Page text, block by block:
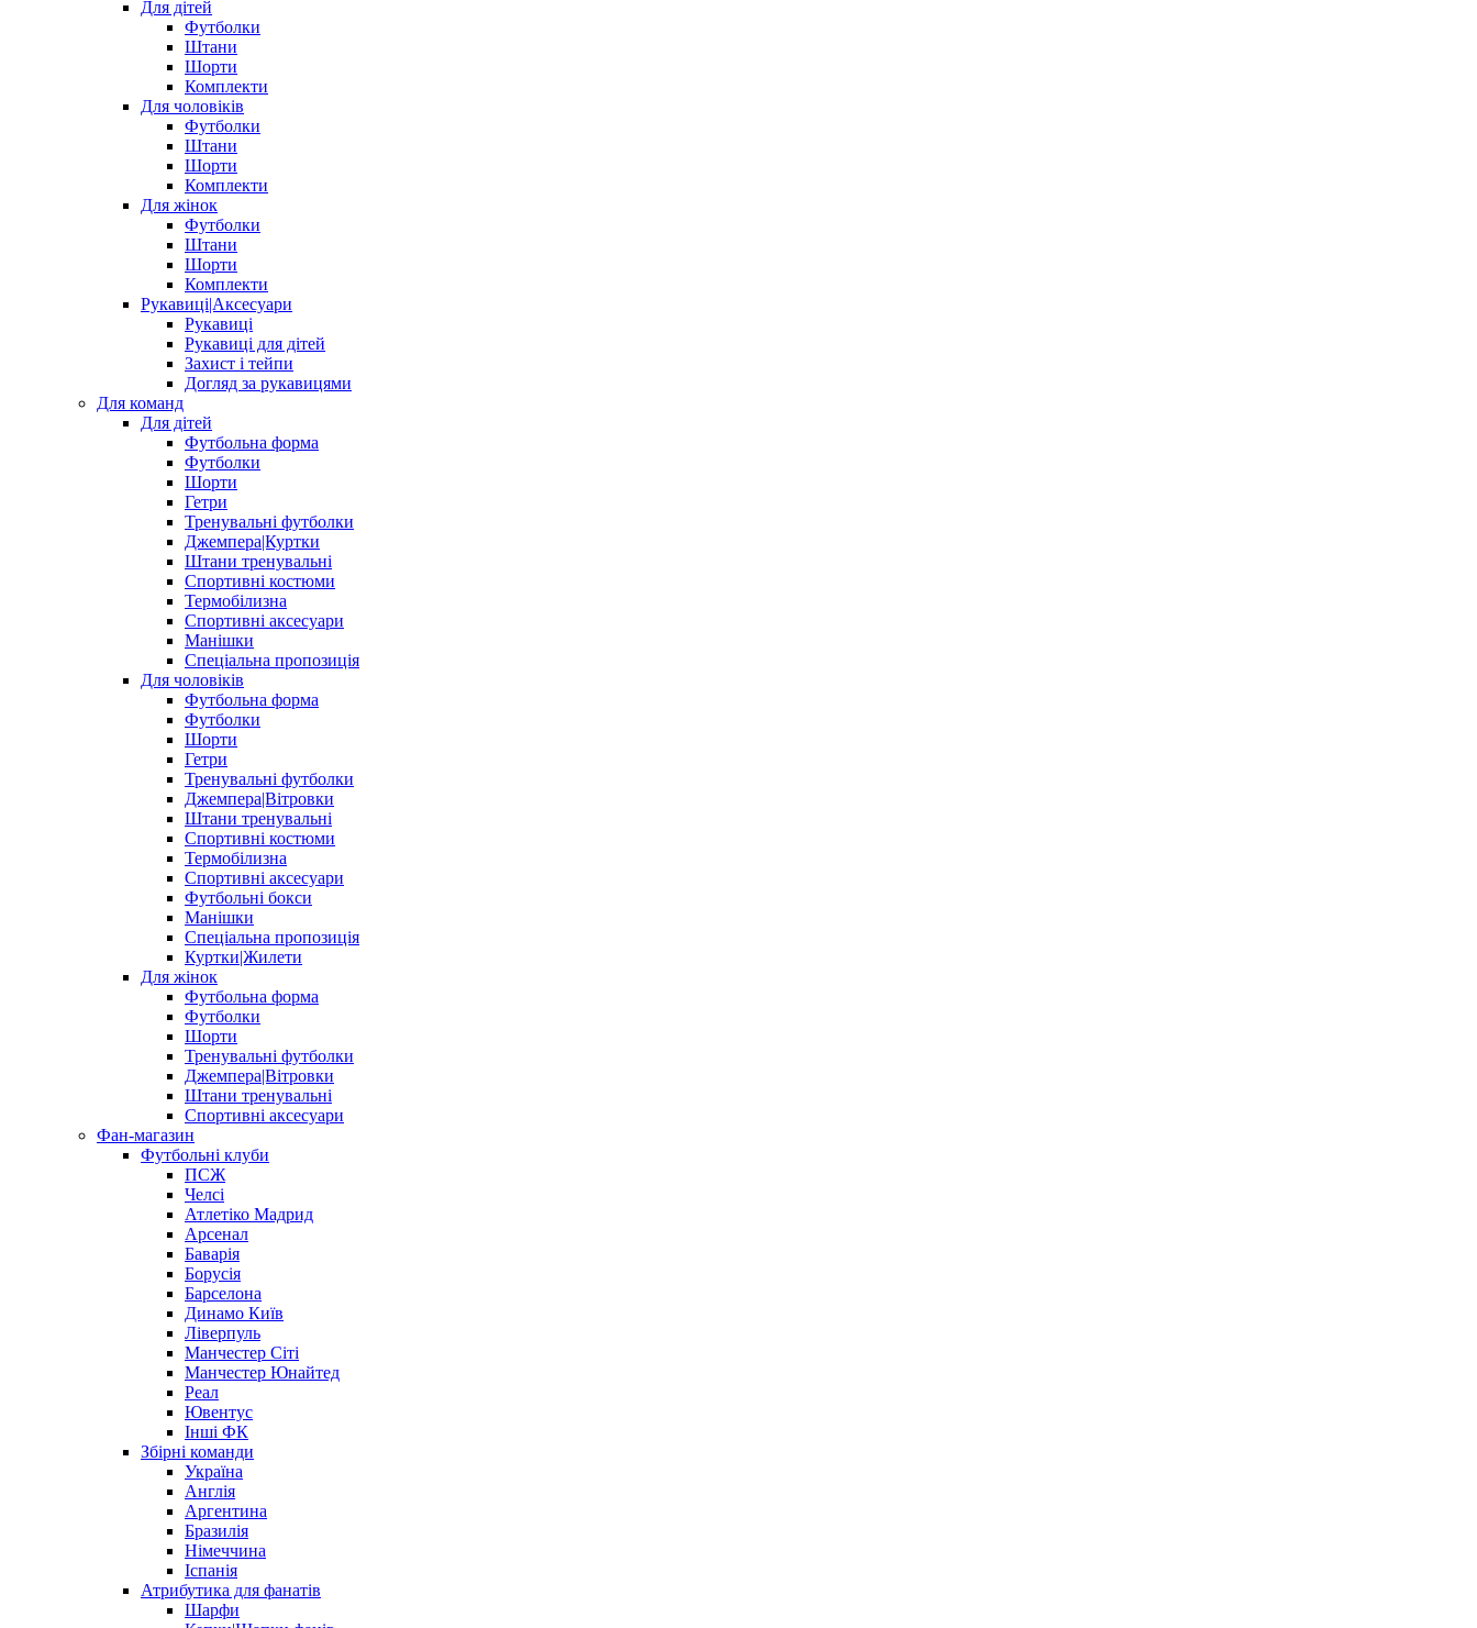
Для дітей
Футболки
Штани
Шорти
Комплекти
Для чоловіків
Футболки
Штани
Шорти
Комплекти
Для жінок
Футболки
Штани
Шорти
Комплекти
Рукавиці|Аксесуари
Рукавиці
Рукавиці для дітей
Захист і тейпи
Догляд за рукавицями
Для команд
Для дітей
Футбольна форма
Футболки
Шорти
Гетри
Тренувальні футболки
Джемпера|Куртки
Штани тренувальні
Спортивні костюми
Термобілизна
Спортивні аксесуари
Манішки
Спеціальна пропозиція
Для чоловіків
Футбольна форма
Футболки
Шорти
Гетри
Тренувальні футболки
Джемпера|Вітровки
Штани тренувальні
Спортивні костюми
Термобілизна
Спортивні аксесуари
Футбольні бокси
Манішки
Спеціальна пропозиція
Куртки|Жилети
Для жінок
Футбольна форма
Футболки
Шорти
Тренувальні футболки
Джемпера|Вітровки
Штани тренувальні
Спортивні аксесуари
Фан-магазин
Футбольні клуби
ПСЖ
Челсі
Атлетіко Мадрид
Арсенал
Баварія
Борусія
Барселона
Динамо Київ
Ліверпуль
Манчестер Сіті
Манчестер Юнайтед
Реал
Ювентус
Інші ФК
Збірні команди
Україна
Англія
Аргентина
Бразилія
Німеччина
Іспанія
Атрибутика для фанатів
Шарфи